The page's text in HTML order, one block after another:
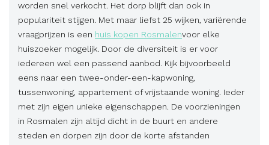
worden snel verkocht. Het dorp blijft dan ook in
populariteit stijgen. Met maar liefst 25 wijken, variërende
vraagprijzen is een huis kopen Rosmalenvoor elke
huiszoeker mogelijk. Door de diversiteit is er voor
iedereen wel een passend aanbod. Kijk bijvoorbeeld
eens naar een twee-onder-een-kapwoning,
tussenwoning, appartement of vrijstaande woning. Ieder
met zijn eigen unieke eigenschappen. De voorzieningen
in Rosmalen zijn altijd dicht in de buurt en andere
steden en dorpen zijn door de korte afstanden